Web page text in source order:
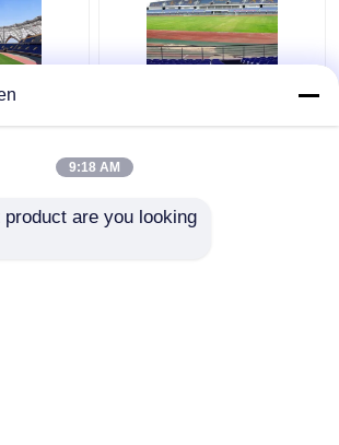
ট্রাস
9:18 AM
product are you looking